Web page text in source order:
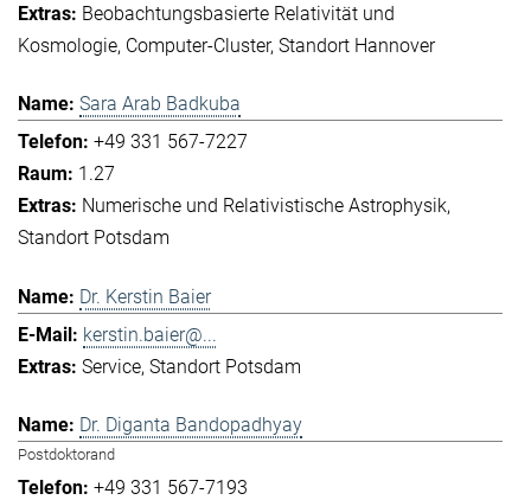
Beobachtungsbasierte Relativität und
Kosmologie Computer-Cluster Standort Hannover
Sara Arab Badkuba
+49 331 567-7227
1.27
Numerische und Relativistische Astrophysik
Standort Potsdam
Dr. Kerstin Baier
kerstin.baier@...
Service Standort Potsdam
Dr. Diganta Bandopadhyay
Postdoktorand
+49 331 567-7193